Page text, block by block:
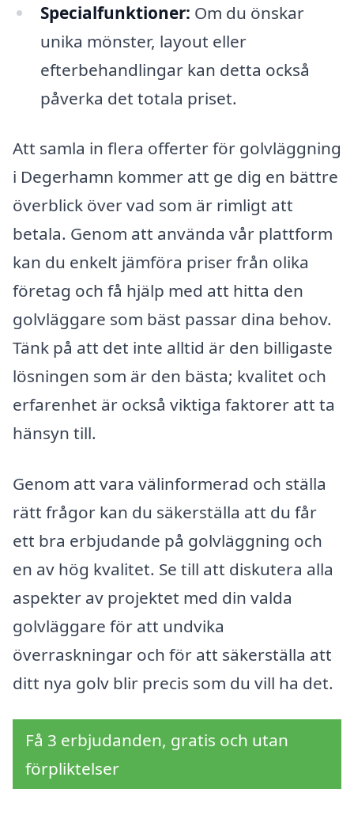
Specialfunktioner: Om du önskar
unika mönster, layout eller
efterbehandlingar kan detta också
påverka det totala priset.
Att samla in flera offerter för golvläggning
i Degerhamn kommer att ge dig en bättre
överblick över vad som är rimligt att
betala. Genom att använda vår plattform
kan du enkelt jämföra priser från olika
företag och få hjälp med att hitta den
golvläggare som bäst passar dina behov.
Tänk på att det inte alltid är den billigaste
lösningen som är den bästa; kvalitet och
erfarenhet är också viktiga faktorer att ta
hänsyn till.
Genom att vara välinformerad och ställa
rätt frågor kan du säkerställa att du får
ett bra erbjudande på golvläggning och
en av hög kvalitet. Se till att diskutera alla
aspekter av projektet med din valda
golvläggare för att undvika
överraskningar och för att säkerställa att
ditt nya golv blir precis som du vill ha det.
Få 3 erbjudanden, gratis och utan
förpliktelser